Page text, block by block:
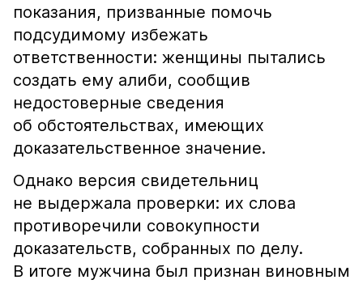
показания, призванные помочь
подсудимому избежать
ответственности: женщины пытались
создать ему алиби, сообщив
недостоверные сведения
об обстоятельствах, имеющих
доказательственное значение.
Однако версия свидетельниц
не выдержала проверки: их слова
противоречили совокупности
доказательств, собранных по делу.
В итоге мужчина был признан виновным